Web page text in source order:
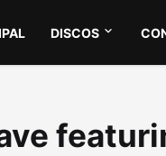
DISCOS